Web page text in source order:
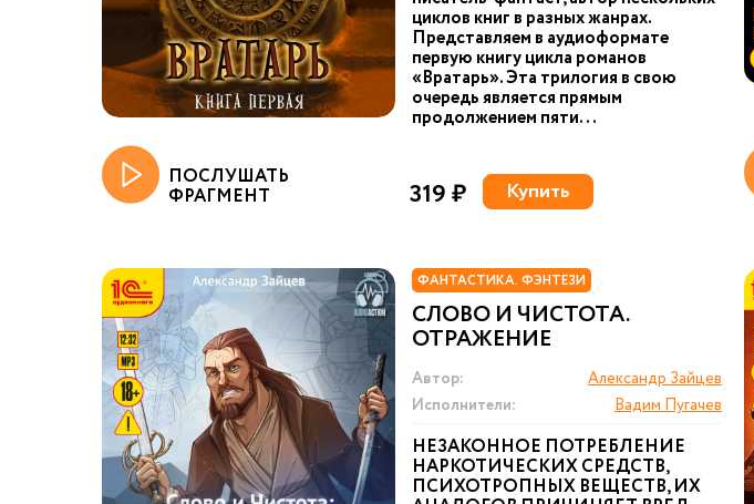
циклов книг в разных жанрах.
Представляем в аудиоформате
первую книгу цикла романов
«Вратарь». Эта трилогия в свою
очередь является прямым
продолжением пяти...
ПОСЛУШАТЬ
ФРАГМЕНТ 319 ₽ Купить
ФАНТАСТИКА. ФЭНТЕЗИ
СЛОВО И ЧИСТОТА.
ОТРАЖЕНИЕ
Автор:
Александр Зайцев
Исполнители:
Вадим Пугачев
НЕЗАКОННОЕ ПОТРЕБЛЕНИЕ
НАРКОТИЧЕСКИХ СРЕДСТВ,
ПСИХОТРОПНЫХ ВЕЩЕСТВ, ИХ